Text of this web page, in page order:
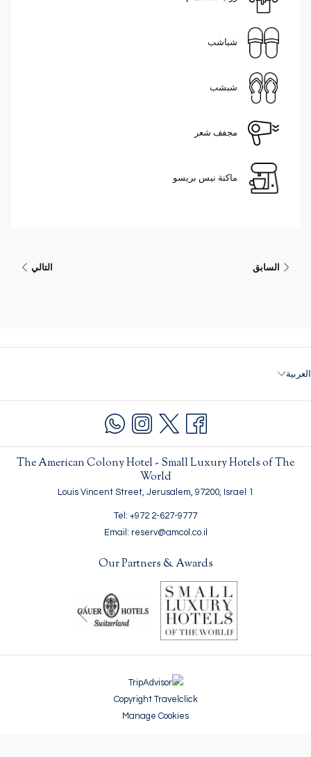
شباشب
شبشب
مجفف شعر
ماكنة نيس بريسو
السابق التالي
العربية
The American Colony Hotel - Small Luxury Hotels of The
World
1 Louis Vincent Street, Jerusalem, 97200, Israel
Tel: +972 2-627-9777
Email: reserv@amcol.co.il
Our Partners & Awards
السابق
التالي
Copyright Travelclick
Manage Cookies